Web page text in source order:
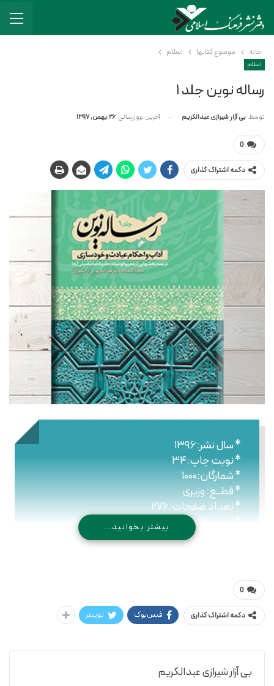
خانه موضوع کتابها اسلام
اسلام
رساله نوین جلد ۱
توسط بی آزار شیرازی عبدالکریم آخرین بروزرسانی 26 بهمن, 1397
0
دکمه اشتراک گذاری
* سال نشر:۱۳۹۶
* نوبت چاپ:۳۴
* شمارگان:۱۰۰۰
* قطــع: وزیری
* تعداد صفحات:۲۷۶
* نـوع جلـد: شومیزبیشتر بخوانید...
0
دکمه اشتراک گذاری فیس‌بوک توییتر
بی آزار شیرازی عبدالکریم